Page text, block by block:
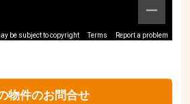
be subject to copyright Terms Report a problem
物件のお問合せ